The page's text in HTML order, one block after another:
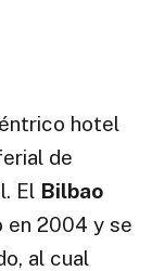
hotel
de
El Bilbao
en 2004 y se
al cual